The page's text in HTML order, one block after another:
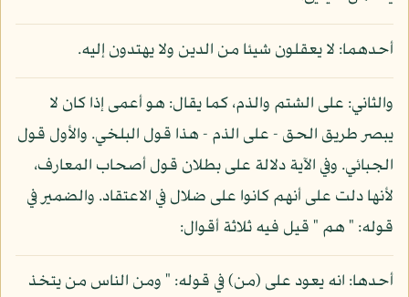
أحدهما: لا يعقلون شيئا من الدين ولا يهتدون إليه.
والثاني: على الشتم والذم، كما يقال: هو أعمى إذا كان لا
يبصر طريق الحق - على الذم - هذا قول البلخي. والأول قول
الجبائي. وفي الآية دلالة على بطلان قول أصحاب المعارف،
لأنها دلت على أنهم كانوا على ضلال في الاعتقاد. والضمير في
قوله: " هم " قيل فيه ثلاثة أقوال:
أحدها: انه يعود على (من) في قوله: " ومن الناس من يتخذ